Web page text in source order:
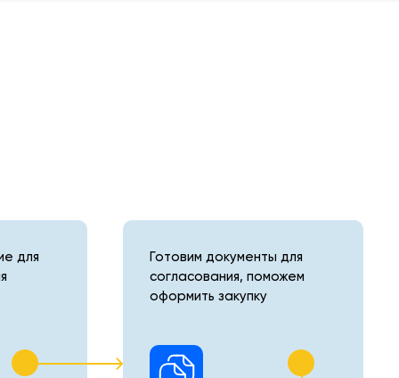
для
Готовим документы для
согласования, поможем
оформить закупку